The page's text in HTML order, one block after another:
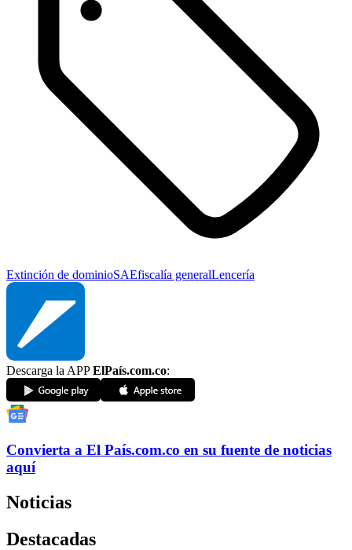
Extinción de dominioSAEfiscalía generalLencería
Descarga la APPElPaís.com.co:
Convierta a El País.com.co en su fuente de noticias
aquí
Noticias
Destacadas